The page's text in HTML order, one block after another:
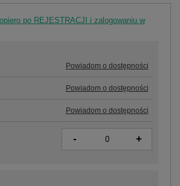
po REJESTRACJI i zalogowaniu w
Powiadom o dostępności
Powiadom o dostępności
Powiadom o dostępności
- +